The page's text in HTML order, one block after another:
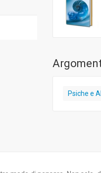
Psiche e